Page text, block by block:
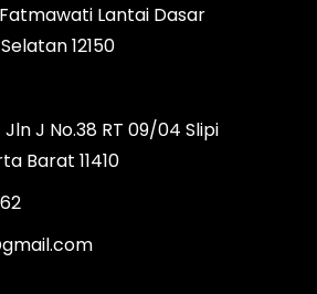
Lantai Dasar
12150
Jln J No.38 RT 09/04 Slipi
Barat 11410